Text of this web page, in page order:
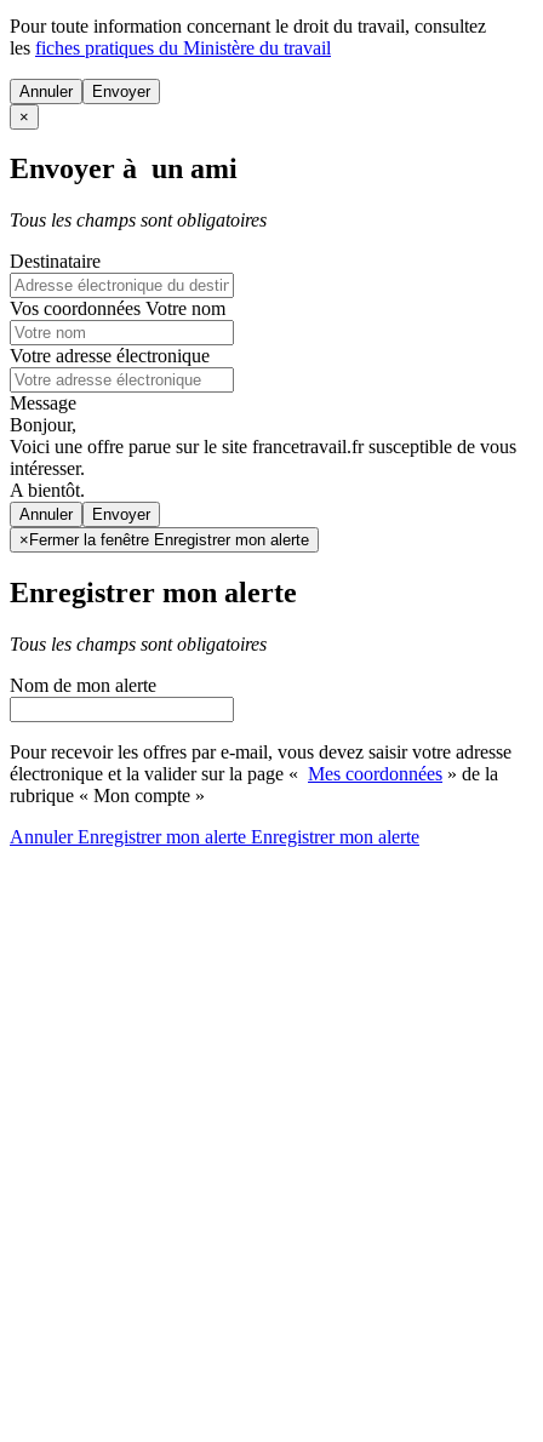
Pour toute information concernant le droit du travail, consultez
les fiches pratiques du Ministère du travail
Annuler
×
Envoyer à un ami
Tous les champs sont obligatoires
Destinataire
Vos coordonnées Votre nom
Votre adresse électronique
Message
Bonjour,
Voici une offre parue sur le site francetravail.fr susceptible de vous
intéresser.
A bientôt.
Annuler
× Fermer la fenêtre Enregistrer mon alerte
Enregistrer mon alerte
Tous les champs sont obligatoires
Nom de mon alerte
Pour recevoir les offres par e-mail, vous devez saisir votre adresse
électronique et la valider sur la page « Mes coordonnées » de la
rubrique « Mon compte »
AnnulerEnregistrer mon alerte Enregistrermon alerte